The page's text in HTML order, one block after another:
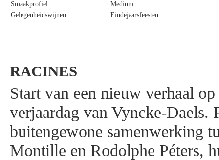
Smaakprofiel:
Medium
Gelegenheidswijnen:
Eindejaarsfeesten
RACINES
Start van een nieuw verhaal op
verjaardag van Vyncke-Daels.
buitengewone samenwerking
Montille en Rodolphe Péters,